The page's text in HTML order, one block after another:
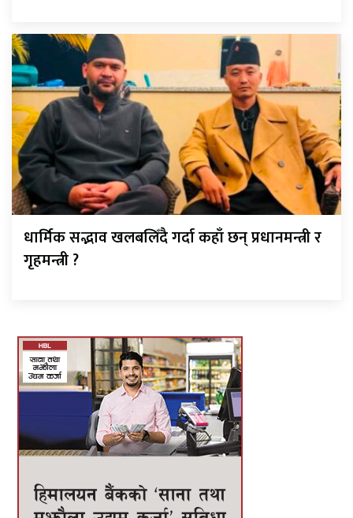
धार्मिक सद्भाव खलबलिँदै गर्दा कहाँ छन् प्रधानमन्त्री र
गृहमन्त्री ?